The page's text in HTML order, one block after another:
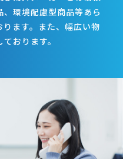
環境配慮型商品等あら
ます。また、幅広い物
おります。